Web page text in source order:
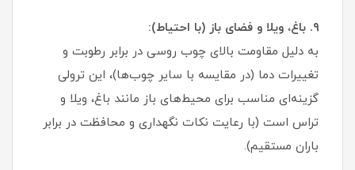
۹. باغ، ویلا و فضای باز (با احتیاط):
به دلیل مقاومت بالای چوب روسی در برابر رطوبت و
تغییرات دما (در مقایسه با سایر چوب‌ها)، این ترولی
گزینه‌ای مناسب برای محیط‌های باز مانند باغ، ویلا و
تراس است (با رعایت نکات نگهداری و محافظت در برابر
باران مستقیم).